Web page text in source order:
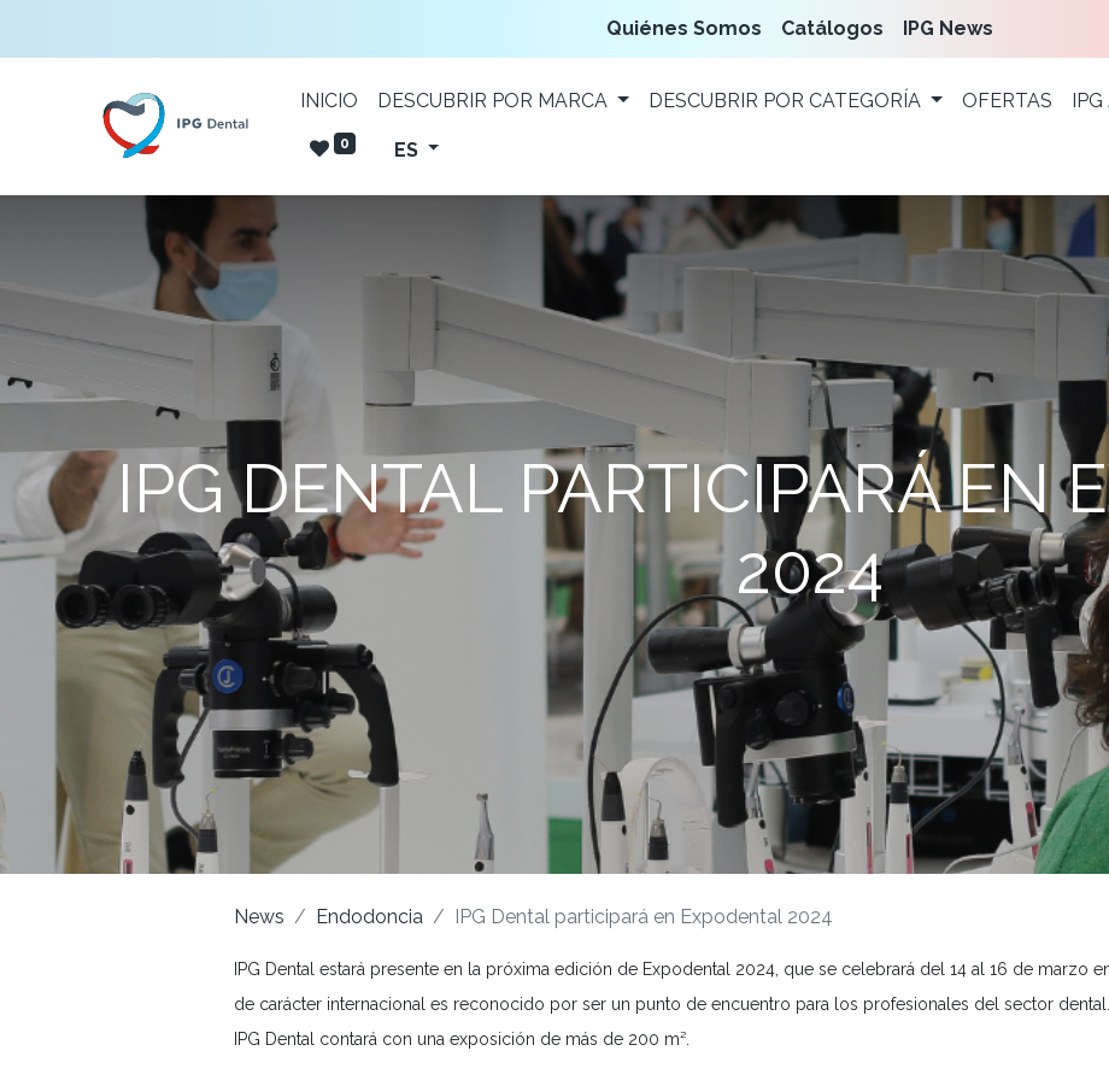
Quiénes Somos Catálogos IPG News
INICIO DESCUBRIR POR MARCA DESCUBRIR POR CATEGORÍA OFERTAS
0 ES
IPG DENTAL PARTICIPARÁ EN
2024
News Endodoncia IPG Dental participará en Expodental 2024
IPG Dental estará presente en la próxima edición de Expodental 2024, que se celebrará del 14 al 16 de marzo
de carácter internacional es reconocido por ser un punto de encuentro para los profesionales del sector dental.
IPG Dental contará con una exposición de más de 200 m².